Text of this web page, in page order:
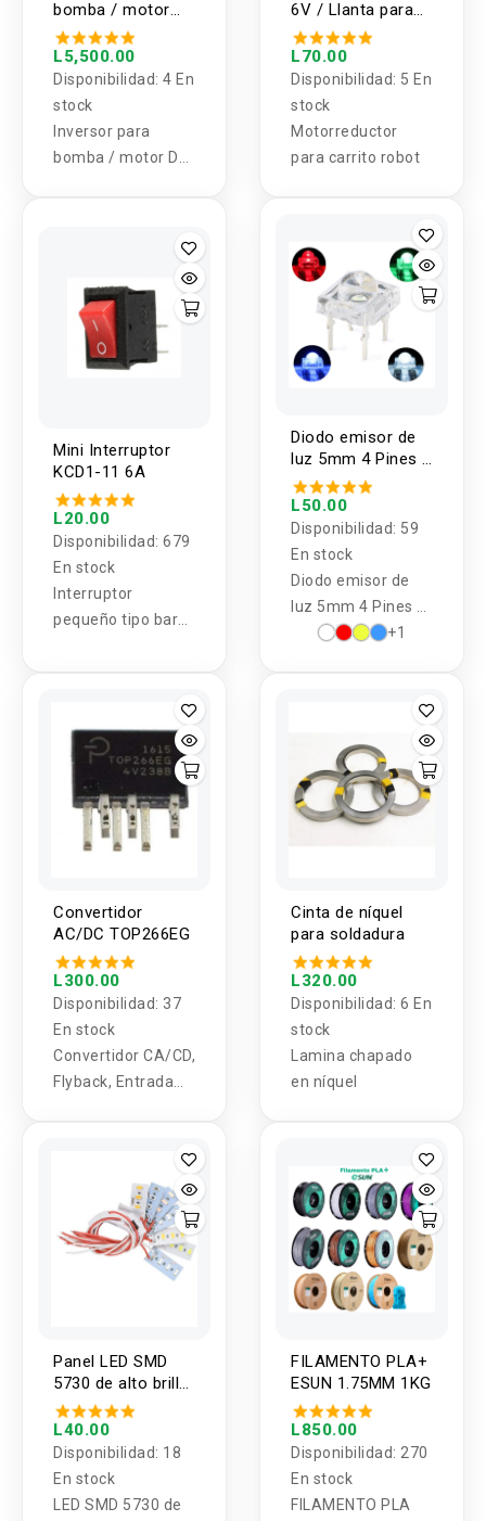
bomba / motor
DC-AC DELIXI
2.2KW-4KW
L5,500.00
Disponibilidad: 4 En
stock
Inversor para
bomba / motor DC-
6V / Llanta para
Carrito Robot
L70.00
Disponibilidad: 5 En
stock
Motorreductor
para carrito robot
Mini Interruptor
KCD1-11 6A
L20.00
Disponibilidad: 679
En stock
Interruptor
pequeño tipo barco
Arduino.
Diodo emisor de
luz 5mm 4 Pines 5
unidades
L50.00
Disponibilidad: 59
En stock
Diodo emisor de
luz 5mm 4 Pines 5
unidades
+1
Convertidor
AC/DC TOP266EG
L300.00
Disponibilidad: 37
En stock
Convertidor CA/CD,
Flyback, Entrada
Cinta de níquel
para soldadura
L320.00
Disponibilidad: 6 En
stock
Lamina chapado
en níquel
Panel LED SMD
5730 de alto brillo
de 5V 1.5W con
cable
L40.00
Disponibilidad: 18
En stock
LED SMD 5730 de
FILAMENTO PLA+
ESUN 1.75MM 1KG
L850.00
Disponibilidad: 270
En stock
FILAMENTO PLA